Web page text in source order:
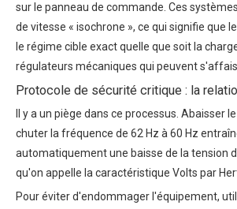
sur le panneau de commande. Ces
de vitesse « isochrone », ce qui signifie que
le régime cible exact quelle que soit la
régulateurs mécaniques qui peuvent
Protocole de sécurité critique : la
Il y a un piège dans ce processus. Abaisser
chuter la fréquence de 62 Hz à 60 Hz
automatiquement une baisse de la tension
qu'on appelle la caractéristique Volts par
Pour éviter d'endommager l'équipement,